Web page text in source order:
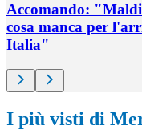
Accomando:
cosa manca per
Italia"
I più visti di